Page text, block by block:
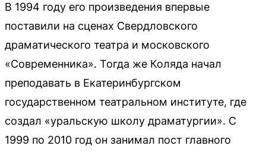
В 1994 году его произведения впервые
поставили на сценах Свердловского
драматического театра и московского
«Современника». Тогда же Коляда начал
преподавать в Екатеринбургском
государственном театральном институте, где
создал «уральскую школу драматургии». С
1999 по 2010 год он занимал пост главного